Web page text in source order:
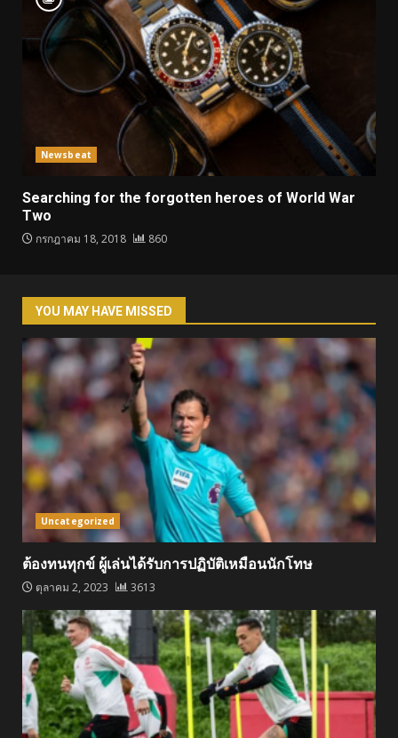
Newsbeat
Searching for the forgotten heroes of World War
Two
กรกฎาคม 18, 2018 860
YOU MAY HAVE MISSED
Uncategorized
ต้องทนทุกข์ ผู้เล่นได้รับการปฏิบัติเหมือนนักโทษ
ตุลาคม 2, 2023 3613